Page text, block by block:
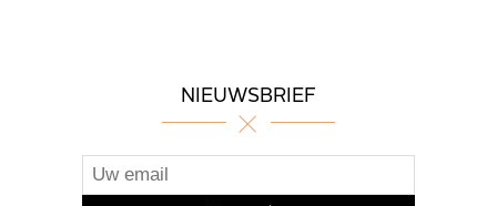
NIEUWSBRIEF